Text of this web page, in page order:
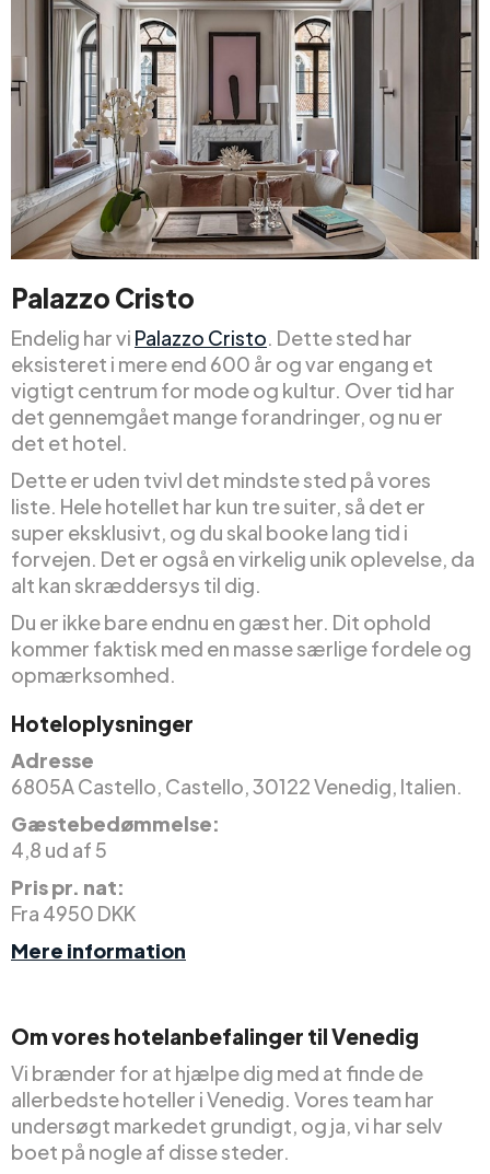
Palazzo Cristo
Endelig har vi Palazzo Cristo . Dette sted har
eksisteret i mere end 600 år og var engang et
vigtigt centrum for mode og kultur. Over tid har
det gennemgået mange forandringer, og nu er
det et hotel.
Dette er uden tvivl det mindste sted på vores
liste. Hele hotellet har kun tre suiter, så det er
super eksklusivt, og du skal booke lang tid i
forvejen. Det er også en virkelig unik oplevelse, da
alt kan skræddersys til dig.
Du er ikke bare endnu en gæst her. Dit ophold
kommer faktisk med en masse særlige fordele og
opmærksomhed.
Hoteloplysninger
Adresse
6805A Castello, Castello, 30122 Venedig, Italien.
Gæstebedømmelse:
4,8 ud af 5
Pris pr. nat:
Fra 4950 DKK
Mere information
Om vores hotelanbefalinger til Venedig
Vi brænder for at hjælpe dig med at finde de
allerbedste hoteller i Venedig. Vores team har
undersøgt markedet grundigt, og ja, vi har selv
boet på nogle af disse steder.